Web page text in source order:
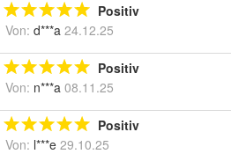
Positiv
Von: d***a 24.12.25
Positiv
Von: n***a 08.11.25
Positiv
Von: l***e 29.10.25